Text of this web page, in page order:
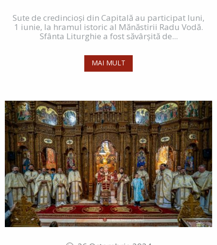
Sute de credincioși din Capitală au participat luni,
1 iunie, la hramul istoric al Mănăstirii Radu Vodă.
Sfânta Liturghie a fost săvârșită de...
MAI MULT